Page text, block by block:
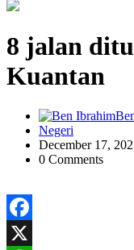
8 jalan
Kuantan
Negeri
December 17,
0 Comments
Facebook